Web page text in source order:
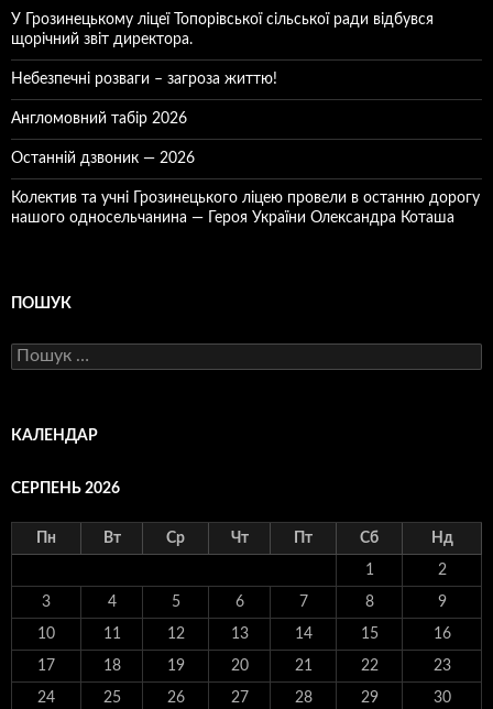
У Грозинецькому ліцеї Топорівської сільської ради відбувся
щорічний звіт директора.
Небезпечні розваги – загроза життю!
Англомовний табір 2026
Останній дзвоник — 2026
Колектив та учні Грозинецького ліцею провели в останню дорогу
нашого односельчанина — Героя України Олександра Коташа
ПОШУК
Пошук:
КАЛЕНДАР
СЕРПЕНЬ 2026
Пн Вт Ср Чт Пт Сб Нд
1 2
3 4 5 6 7 8 9
10 11 12 13 14 15 16
17 18 19 20 21 22 23
24 25 26 27 28 29 30